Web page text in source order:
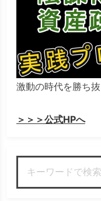
激動の時代を勝ち
＞＞＞公式HPへ